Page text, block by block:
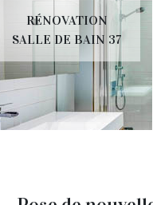
RÉNOVATION
SALLE DE BAIN 37